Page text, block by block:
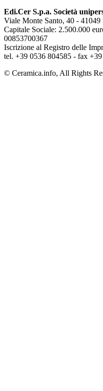
Edi.Cer S.p.a. Società
Viale Monte Santo, 40 -
Capitale Sociale: 2.500.000
00853700367
Iscrizione al Registro delle
tel. +39 0536 804585 - fax
© Ceramica.info, All Rights